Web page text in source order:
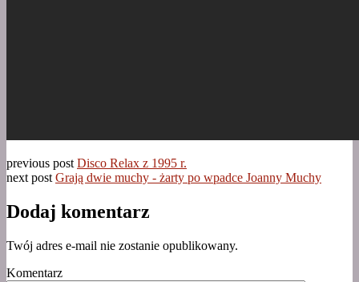
previous post Disco Relax z 1995 r.
next post Grają dwie muchy - żarty po wpadce Joanny Muchy
Dodaj komentarz
Twój adres e-mail nie zostanie opublikowany.
Komentarz